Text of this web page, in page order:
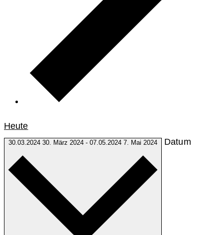
Heute
30.03.2024 30. März 2024 - 07.05.2024 7. Mai 2024 Datum